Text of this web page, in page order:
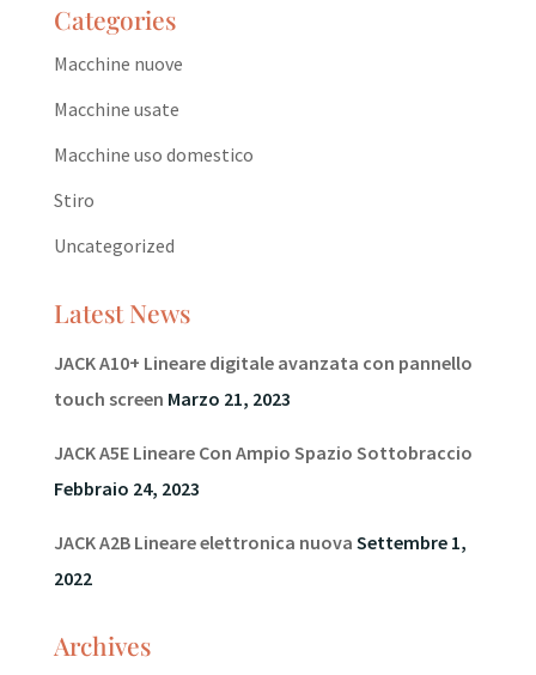
Categories
Macchine nuove
Macchine usate
Macchine uso domestico
Stiro
Uncategorized
Latest News
JACK A10+ Lineare digitale avanzata con pannello
touch screen Marzo 21, 2023
JACK A5E Lineare Con Ampio Spazio Sottobraccio
Febbraio 24, 2023
JACK A2B Lineare elettronica nuova Settembre 1,
2022
Archives